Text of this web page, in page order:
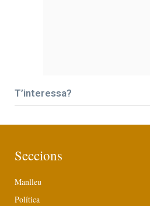
T’interessa?
Seccions
Manlleu
Política